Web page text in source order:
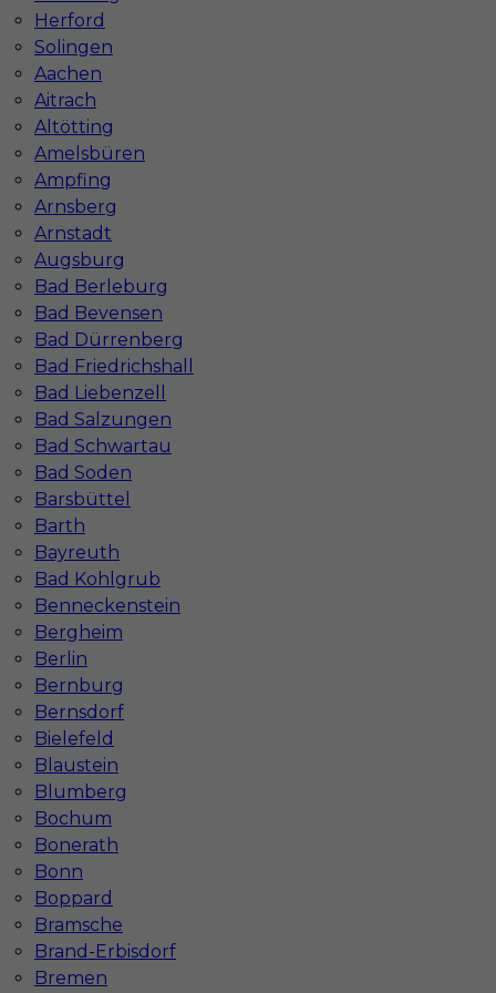
Herford
Solingen
Aachen
Aitrach
Altötting
Amelsbüren
Ampfing
Arnsberg
Arnstadt
Augsburg
Bad Berleburg
Bad Bevensen
Bad Dürrenberg
Bad Friedrichshall
Bad Liebenzell
Bad Salzungen
Bad Schwartau
Bad Soden
Barsbüttel
Barth
Bayreuth
Bad Kohlgrub
Benneckenstein
Bergheim
Berlin
Bernburg
Bernsdorf
Bielefeld
Blaustein
Blumberg
Bochum
Bonerath
Bonn
Boppard
Bramsche
Brand-Erbisdorf
Bremen
Czy praca w Niemczech na budowie jest
bezpieczna pod kątem BHP?
Jakie kursy warto zrobić, aby praca za
granicą była lepiej płatna?
Czy praca w Niemczech bez języka jest
możliwa?
Mapa ofert pracy
Mapa kategorii
Informacje w sprawie pracy
Telefon: 793-577-977
Dane firmy
In-Serv Team Sp. z o.o.
ul. Bóżnicza 15/6
61-751 Poznań, Polen
NIP: PL7831822725
KRS: 0000855600